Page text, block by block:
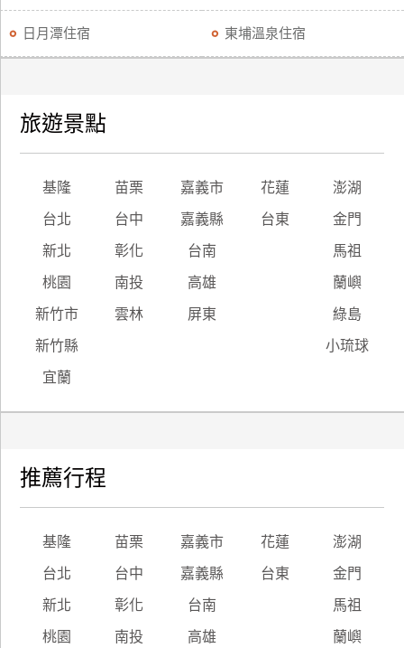
日月潭住宿 東埔溫泉住宿
旅遊景點
基隆 苗栗 嘉義市 花蓮 澎湖
台北 台中 嘉義縣 台東 金門
新北 彰化 台南 馬祖
桃園 南投 高雄 蘭嶼
新竹市 雲林 屏東 綠島
新竹縣 小琉球
宜蘭
推薦行程
基隆 苗栗 嘉義市 花蓮 澎湖
台北 台中 嘉義縣 台東 金門
新北 彰化 台南 馬祖
桃園 南投 高雄 蘭嶼